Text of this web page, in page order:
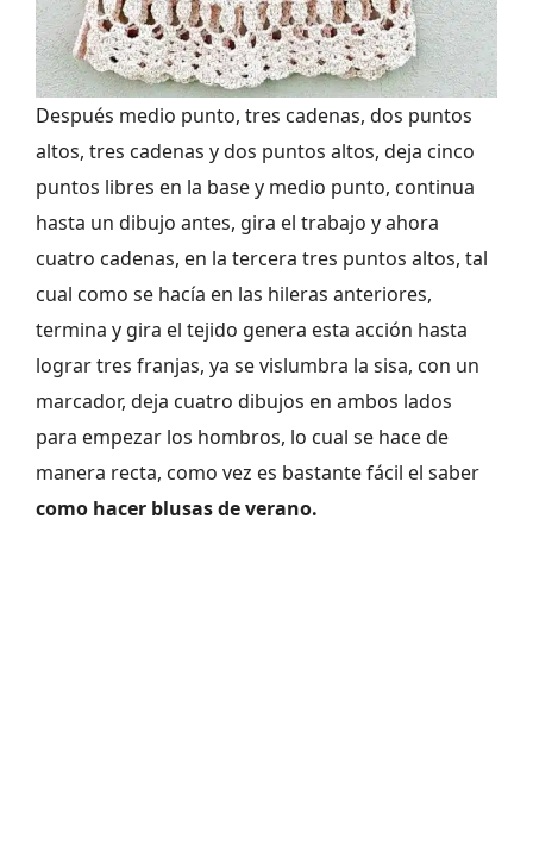
Después medio punto, tres cadenas, dos puntos
altos, tres cadenas y dos puntos altos, deja cinco
puntos libres en la base y medio punto, continua
hasta un dibujo antes, gira el trabajo y ahora
cuatro cadenas, en la tercera tres puntos altos, tal
cual como se hacía en las hileras anteriores,
termina y gira el tejido genera esta acción hasta
lograr tres franjas, ya se vislumbra la sisa, con un
marcador, deja cuatro dibujos en ambos lados
para empezar los hombros, lo cual se hace de
manera recta, como vez es bastante fácil el saber
como hacer blusas de verano.